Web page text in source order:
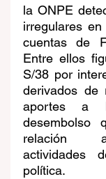
la ONPE
irregulares
cuentas de
Entre ellos
S/38 por
derivados de
aportes a
desembolso
relación
actividades
política.